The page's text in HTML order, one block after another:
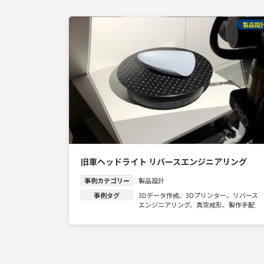
製品設
旧車ヘッドライト リバースエンジニアリング
事例カテゴリー
製品設計
事例タグ
3Dデータ作成、 3Dプリンター、
リバース
エンジニアリング、 真空成形、 製作手配